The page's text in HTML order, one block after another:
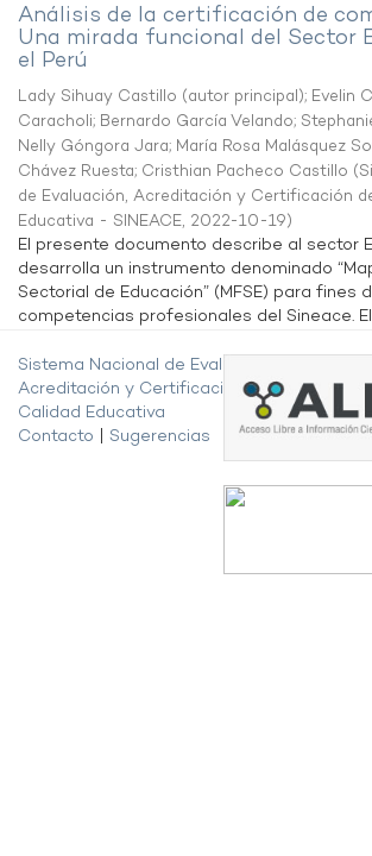
Análisis de la certificación de
Una mirada funcional del Sector
el Perú
Lady Sihuay Castillo (autor principal); Evelin
Caracholi; Bernardo García Velando;
Nelly Góngora Jara; María Rosa Malásquez
Chávez Ruesta; Cristhian Pacheco Castillo (
de Evaluación, Acreditación y Certificación
Educativa - SINEACE, 2022-10-19)
El presente documento describe al sector
desarrolla un instrumento denominado
Sectorial de Educación” (MFSE) para fines
competencias profesionales del Sineace. El
Sistema Nacional de Evaluación,
Acreditación y Certificación de la
Calidad Educativa
Contacto
Sugerencias